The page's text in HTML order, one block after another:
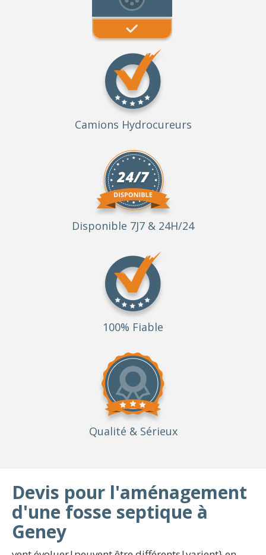
Camions Hydrocureurs
Disponible 7J7 & 24H/24
100% Fiable
Qualité & Sérieux
Devis pour l'aménagement
d'une fosse septique à
Geney